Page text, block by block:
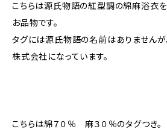
こちらは源氏物語の紅型調の綿麻浴衣
お品物です。
タグには源氏物語の名前はありません
株式会社になっています。
こちらは綿７０％ 麻３０％のタグつき。